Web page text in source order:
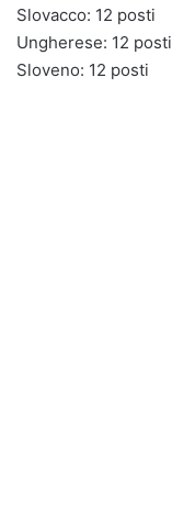
Slovacco: 12 posti
Ungherese: 12 posti
Sloveno: 12 posti